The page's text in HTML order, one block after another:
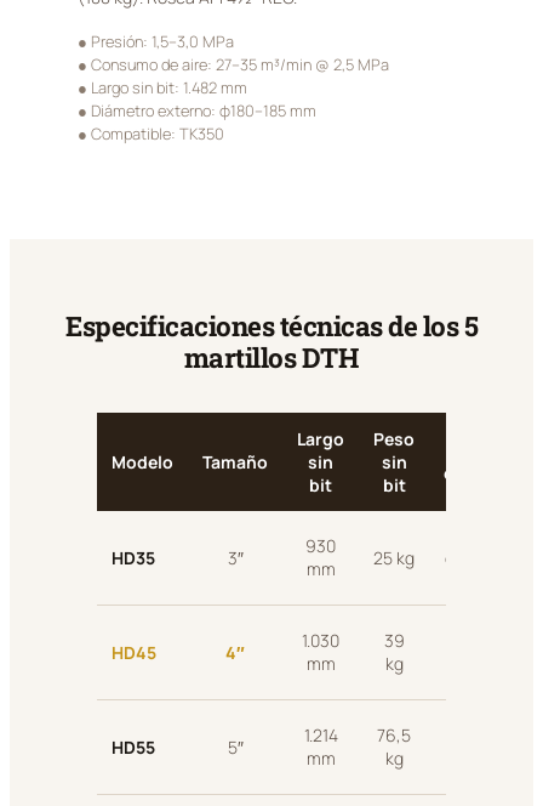
● Presión: 1,5–3,0 MPa
● Consumo de aire: 27–35 m³/min @ 2,5 MPa
● Largo sin bit: 1.482 mm
● Diámetro externo: φ180–185 mm
● Compatible: TK350
Especificaciones técnicas de los 5
martillos DTH
Modelo Tamaño
Largo
sin
bit
Peso
sin
bit
externo
HD35 3″
930
mm
25 kg φ82 mm
HD45 4″
1.030
mm
39
kg
HD55 5″
1.214
mm
76,5
kg